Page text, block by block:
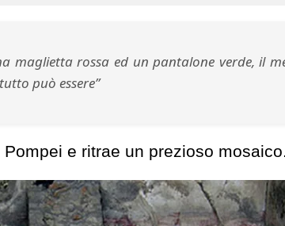
maglietta rossa ed un pantalone verde, il
può essere”
e ritrae un prezioso mosaico.